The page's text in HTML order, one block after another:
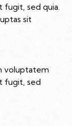
sed quia.
sit
voluptatem
fugit, sed